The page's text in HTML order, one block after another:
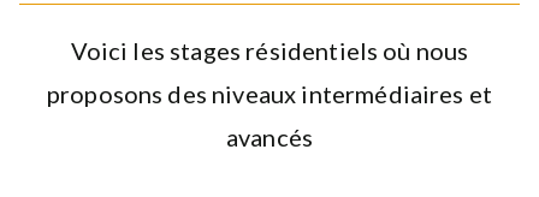
Voici les stages résidentiels où nous
proposons des niveaux intermédiaires et
avancés